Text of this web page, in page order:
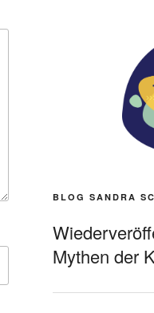
BLOG SANDRA
Mythen der